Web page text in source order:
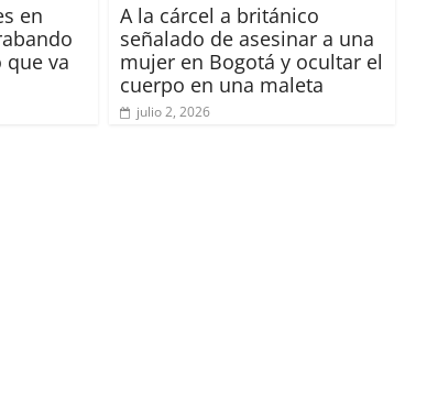
en
va
A la cárcel a británico
señalado de asesinar a una
mujer en Bogotá y ocultar el
cuerpo en una maleta
julio 2, 2026